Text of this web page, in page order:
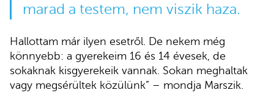
marad a testem, nem viszik haza.
Hallottam már ilyen esetről. De nekem még
könnyebb: a gyerekeim 16 és 14 évesek, de
sokaknak kisgyerekeik vannak. Sokan meghaltak
vagy megsérültek közülünk” – mondja Marszik.